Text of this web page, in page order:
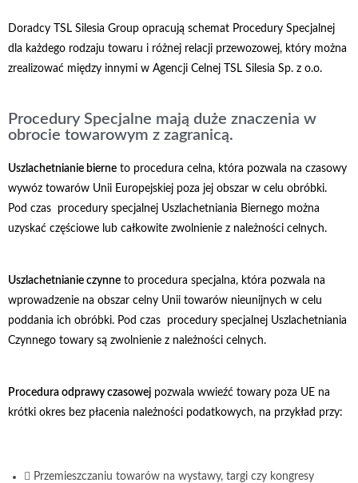
Doradcy TSL Silesia Group opracują schemat Procedury Specjalnej
dla każdego rodzaju towaru i różnej relacji przewozowej, który można
zrealizować między innymi w Agencji Celnej TSL Silesia Sp. z o.o.
Procedury Specjalne mają duże znaczenia w
obrocie towarowym z zagranicą.
Uszlachetnianie bierne to procedura celna, która pozwala na czasowy
wywóz towarów Unii Europejskiej poza jej obszar w celu obróbki.
Pod czas procedury specjalnej Uszlachetniania Biernego można
uzyskać częściowe lub całkowite zwolnienie z należności celnych.
Uszlachetnianie czynne to procedura specjalna, która pozwala na
wprowadzenie na obszar celny Unii towarów nieunijnych w celu
poddania ich obróbki. Pod czas procedury specjalnej Uszlachetniania
Czynnego towary są zwolnienie z należności celnych.
Procedura odprawy czasowej pozwala wwieźć towary poza UE na
krótki okres bez płacenia należności podatkowych, na przykład przy:
Przemieszczaniu towarów na wystawy, targi czy kongresy